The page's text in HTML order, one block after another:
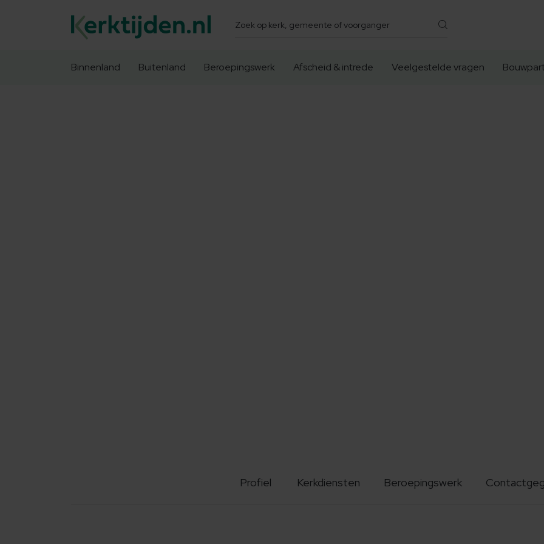
Zoeken
Binnenland Buitenland Beroepingswerk Afscheid & intrede Veelgestelde vragen
Profiel Kerkdiensten Beroepingswerk